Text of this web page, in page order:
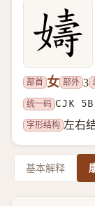
部首 女 部外 3
统一码 CJK
字形结构 左右
基本解释